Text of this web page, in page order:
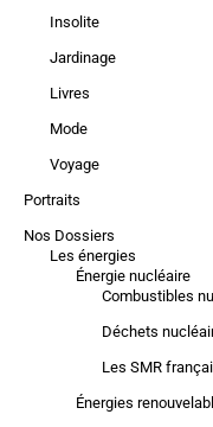
Insolite
Jardinage
Livres
Mode
Voyage
Portraits
Nos Dossiers
Les énergies
Énergie nucléaire
Combustibles
Déchets
Les SMR
Énergies